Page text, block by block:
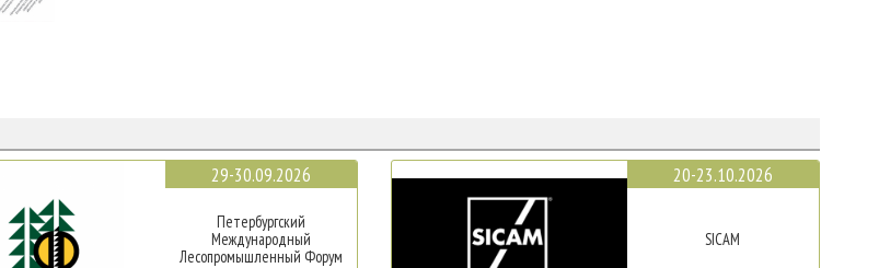
29-30.09.2026
Петербургский
Международный
Лесопромышленный Форум
20-23.10.2026
SICAM